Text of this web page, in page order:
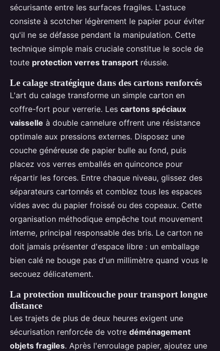
sécurisante entre les surfaces fragiles. L'astuce
consiste à scotcher légèrement le papier pour éviter
qu'il ne se défasse pendant la manipulation. Cette
technique simple mais cruciale constitue le socle de
toute protection verres transport réussie.
Le calage stratégique dans des cartons renforcés
L'art du calage transforme un simple carton en
coffre-fort pour verrerie. Les cartons spéciaux
vaisselle à double cannelure offrent une résistance
optimale aux pressions externes. Disposez une
couche généreuse de papier bulle au fond, puis
placez vos verres emballés en quinconce pour
répartir les forces. Entre chaque niveau, glissez des
séparateurs cartonnés et comblez tous les espaces
vides avec du papier froissé ou des copeaux. Cette
organisation méthodique empêche tout mouvement
interne, principal responsable des bris. Le carton ne
doit jamais présenter d'espace libre : un emballage
bien calé ne bouge pas d'un millimètre quand vous le
secouez délicatement.
La protection multicouche pour transport longue
distance
Les trajets de plus de deux heures exigent une
sécurisation renforcée de votre déménagement
objets fragiles. Après l'enroulage papier, ajoutez une